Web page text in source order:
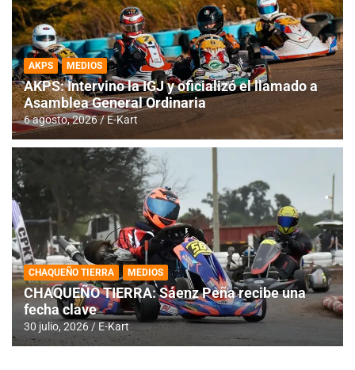
AKPS MEDIOS
AKPS: Intervino la IGJ y oficializó el llamado a
Asamblea General Ordinaria
6 agosto, 2026 E-Kart
CHAQUEÑO TIERRA MEDIOS
CHAQUEÑO TIERRA: Sáenz Peña recibe una
fecha clave
30 julio, 2026 E-Kart